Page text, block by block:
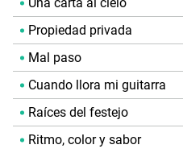
Propiedad privada
Mal paso
Cuando llora mi guitarra
Raíces del festejo
Ritmo, color y sabor